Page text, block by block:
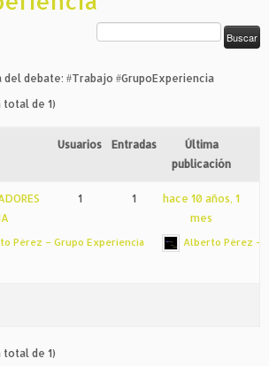
del debate: #Trabajo #GrupoExperiencia
total de 1)
Usuarios Entradas
Última
publicación
Pérez – Grupo Experiencia
1 1
hace 10 años, 1
mes
Alberto Pérez –
total de 1)